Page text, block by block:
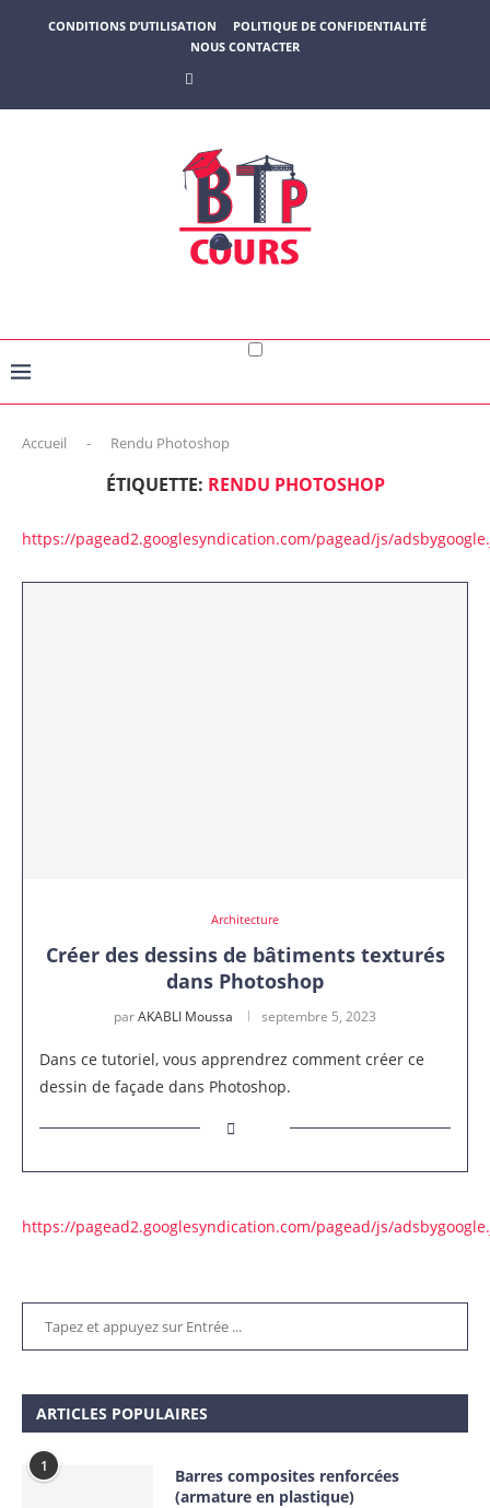
CONDITIONS D’UTILISATION
POLITIQUE DE CONFIDENTIALITÉ
NOUS CONTACTER
Accueil - Rendu Photoshop
ÉTIQUETTE: RENDU PHOTOSHOP
https://pagead2.googlesyndication.com/pagead/js/
Architecture
Créer des dessins de bâtiments texturés
dans Photoshop
parAKABLI Moussa septembre 5, 2023
Dans ce tutoriel, vous apprendrez comment créer ce
dessin de façade dans Photoshop.
https://pagead2.googlesyndication.com/pagead/js/
ARTICLES POPULAIRES
1
Barres composites renforcées
(armature en plastique)